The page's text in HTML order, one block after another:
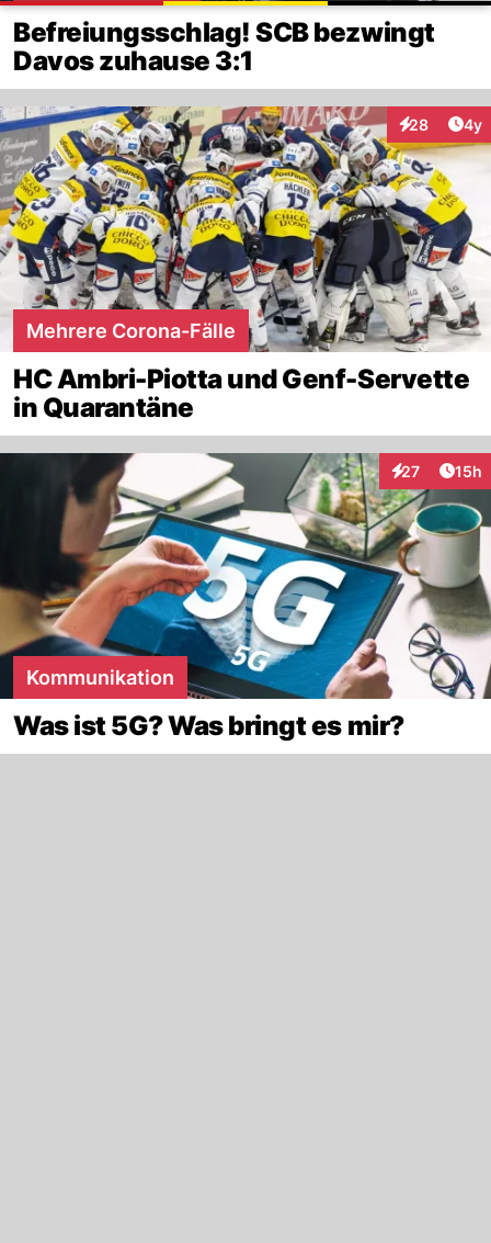
Befreiungsschlag! SCB bezwingt
Davos zuhause 3:1
28
Interaktionen
4y
Mehrere Corona-Fälle
HC Ambri-Piotta und Genf-Servette
in Quarantäne
27
Interaktionen
15h
Kommunikation
Was ist 5G? Was bringt es mir?